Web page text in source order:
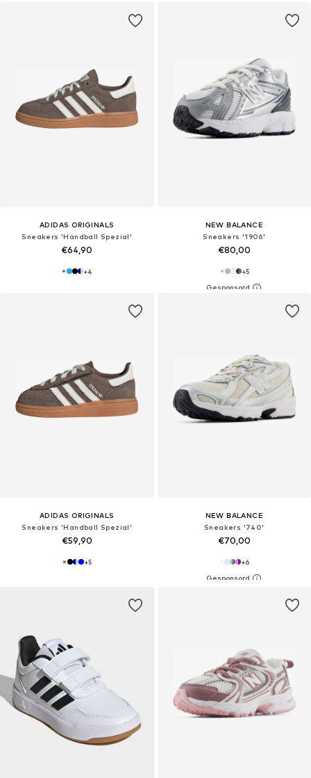
ADIDAS ORIGINALS
Sneakers 'Handball Spezial'
€64,90
+4
NEW BALANCE
Sneakers '1906'
€80,00
+5
ADIDAS ORIGINALS
Sneakers 'Handball Spezial'
€59,90
+5
NEW BALANCE
Sneakers '740'
€70,00
+6